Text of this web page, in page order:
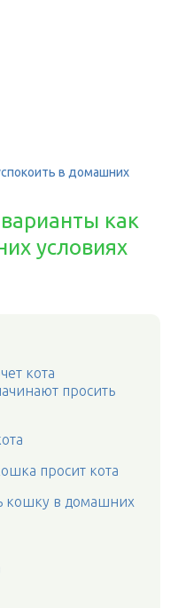
в домашних
как
условиях
кота
просить
просит кота
кошку в домашних